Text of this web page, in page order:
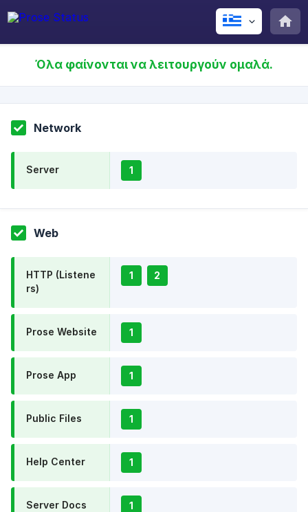
Όλα φαίνονται να λειτουργούν ομαλά.
Network
Server 1
Web
HTTP (Listene
rs)
1 2
Prose Website 1
Prose App 1
Public Files 1
Help Center 1
Server Docs 1